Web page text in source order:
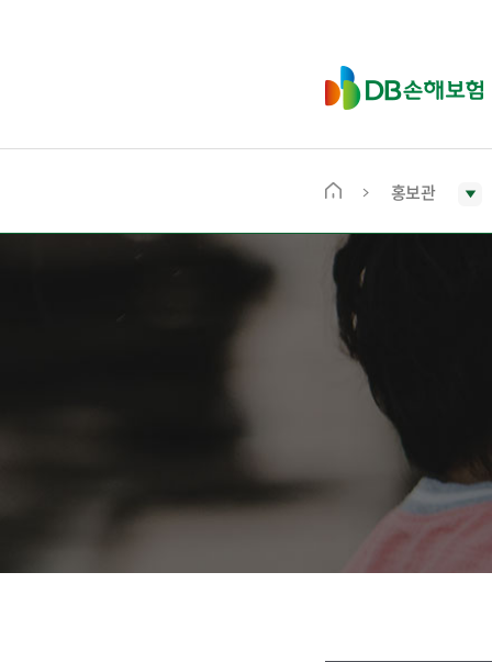
D
B
보
메
화
면
로
이
홍보관